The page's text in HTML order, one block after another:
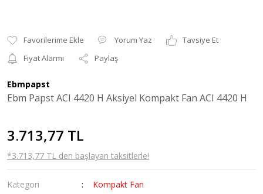
Yorum Yaz
Tavsiye Et
Fiyat Alarmı
Paylaş
Ebmpapst
Ebm Papst ACI 4420 H Aksiyel Kompakt Fan ACI 4420 H
3.713,77 TL
*3.713,77 TL den başlayan taksitlerle!
Kategori
Kompakt Fan